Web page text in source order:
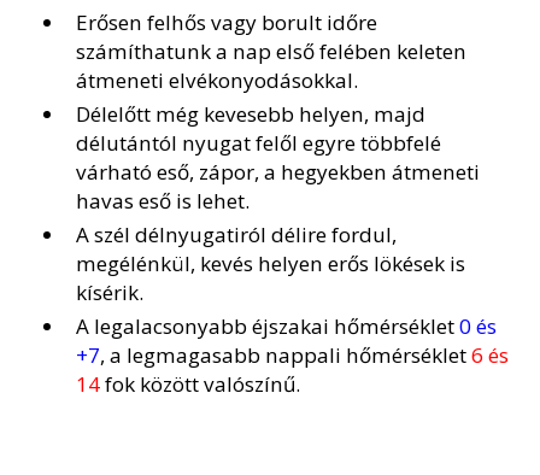
Erősen felhős vagy borult időre
számíthatunk a nap első felében keleten
átmeneti elvékonyodásokkal.
Délelőtt még kevesebb helyen, majd
délutántól nyugat felől egyre többfelé
várható eső, zápor, a hegyekben átmeneti
havas eső is lehet.
A szél délnyugatiról délire fordul,
megélénkül, kevés helyen erős lökések is
kísérik.
A legalacsonyabb éjszakai hőmérséklet0 és
+7, a legmagasabb nappali hőmérséklet6 és
14fok között valószínű.